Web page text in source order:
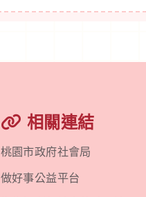
相關連結
桃園市政府社會局
做好事公益平台